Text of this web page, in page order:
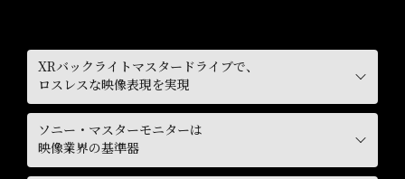
XRバックライトマスタードライブで、
ロスレスな映像表現を実現
ソニー・マスターモニターは
映像業界の基準器